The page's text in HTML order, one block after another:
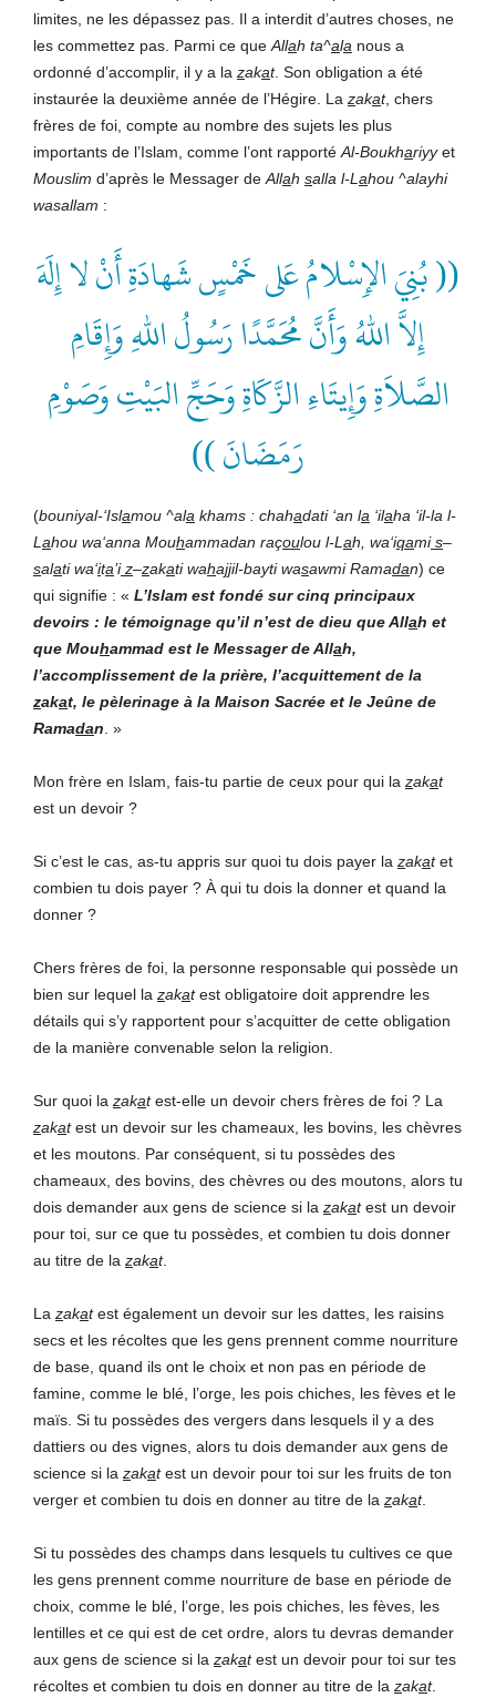
limites, ne les dépassez pas. Il a interdit d’autres choses, ne
les commettez pas. Parmi ce que Allah ta^ala nous a
ordonné d’accomplir, il y a la zakat. Son obligation a été
instaurée la deuxième année de l’Hégire. La zakat, chers
frères de foi, compte au nombre des sujets les plus
importants de l’Islam, comme l’ont rapporté Al-Boukhariyyet
Mouslim d’après le Messager de Allah salla l-L ahou ^alayhi
wasallam :
(( بُنِيَ الإِسْلامُ عَلى خَمْسٍ شَهادَةِ أَنْ لا إِلَهَ
إِلاَّ اللهُ وَأَنَّ مُحَمَّدًا رَسُولُ اللهِ وَإِقَامِ
الصَّلاَةِ وَإِيتَاءِ الزَّكَاةِ وَحَجِّ البَيْتِ وَصَوْمِ
رَمَضَانَ ))
(bouniyal-‘Islamou ^ala khams : chahadati ‘an la ‘ilaha ‘il-la l-
L ahou wa‘anna Mouhammadan raçoulou l-L ah, wa‘iqamis–
salati wa‘ita’iz–zakati wahajjil-bayti wasawmi Ramadan) ce
qui signifie : « L’Islam est fondé sur cinq principaux
devoirs : le témoignage qu’il n’est de dieu que Allah et
que Mouhammad est le Messager de Allah,
l’accomplissement de la prière, l’acquittement de la
zakat, le pèlerinage à la Maison Sacrée et le Jeûne de
Ramadan . »
Mon frère en Islam, fais-tu partie de ceux pour qui la zakat
est un devoir ?
Si c’est le cas, as-tu appris sur quoi tu dois payer la zakatet
combien tu dois payer ? À qui tu dois la donner et quand la
donner ?
Chers frères de foi, la personne responsable qui possède un
bien sur lequel la zakatest obligatoire doit apprendre les
détails qui s’y rapportent pour s’acquitter de cette obligation
de la manière convenable selon la religion.
Sur quoi la zakatest-elle un devoir chers frères de foi ? La
zakatest un devoir sur les chameaux, les bovins, les chèvres
et les moutons. Par conséquent, si tu possèdes des
chameaux, des bovins, des chèvres ou des moutons, alors tu
dois demander aux gens de science si la zakatest un devoir
pour toi, sur ce que tu possèdes, et combien tu dois donner
au titre de la zakat.
La zakatest également un devoir sur les dattes, les raisins
secs et les récoltes que les gens prennent comme nourriture
de base, quand ils ont le choix et non pas en période de
famine, comme le blé, l’orge, les pois chiches, les fèves et le
maïs. Si tu possèdes des vergers dans lesquels il y a des
dattiers ou des vignes, alors tu dois demander aux gens de
science si la zakatest un devoir pour toi sur les fruits de ton
verger et combien tu dois en donner au titre de la zakat.
Si tu possèdes des champs dans lesquels tu cultives ce que
les gens prennent comme nourriture de base en période de
choix, comme le blé, l’orge, les pois chiches, les fèves, les
lentilles et ce qui est de cet ordre, alors tu devras demander
aux gens de science si la zakatest un devoir pour toi sur tes
récoltes et combien tu dois en donner au titre de la zakat.